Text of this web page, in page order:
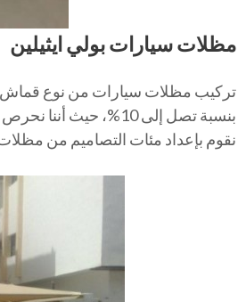
مظلات سيارات بولي ايثيلين
تركيب مظلات سيارات من نوع قماش
بنسبة تصل إلى 10%،
نقوم بإعداد مئات التصاميم من